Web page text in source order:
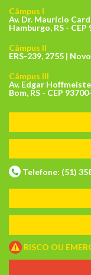
Câmpus I
Av. Dr. Maurício
Hamburgo, RS - CEP
Câmpus II
ERS-239, 2755 |
Câmpus III
Av. Edgar
Bom, RS - CEP
Telefone: (51)
RISCO OU